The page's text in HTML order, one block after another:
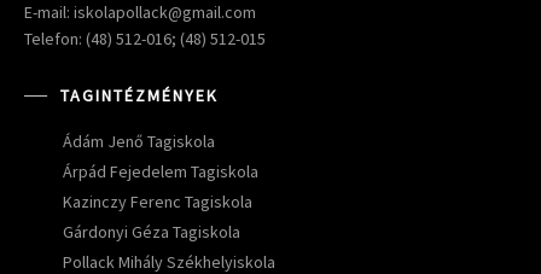
E-mail: iskolapollack@gmail.com
Telefon: (48) 512-016; (48) 512-015
TAGINTÉZMÉNYEK
Ádám Jenő Tagiskola
Árpád Fejedelem Tagiskola
Kazinczy Ferenc Tagiskola
Gárdonyi Géza Tagiskola
Pollack Mihály Székhelyiskola